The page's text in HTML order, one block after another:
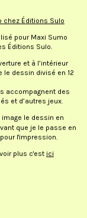
chez Éditions Sulo
pour Maxi Sumo
Éditions Sulo.
et à l’intérieur
le dessin divisé en 12
accompagnent des
et d’autres jeux.
image le dessin en
que je le passe en
l'impression.
plus c'est ici